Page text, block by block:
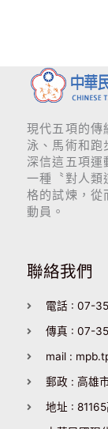
現代五項的傳
泳、馬術和
深信這五項
一種〝對人類
格的試煉，從
動員。
聯絡我們
電話 : 07-
傳真 : 07-
mail :
郵政 : 高雄
地址 :